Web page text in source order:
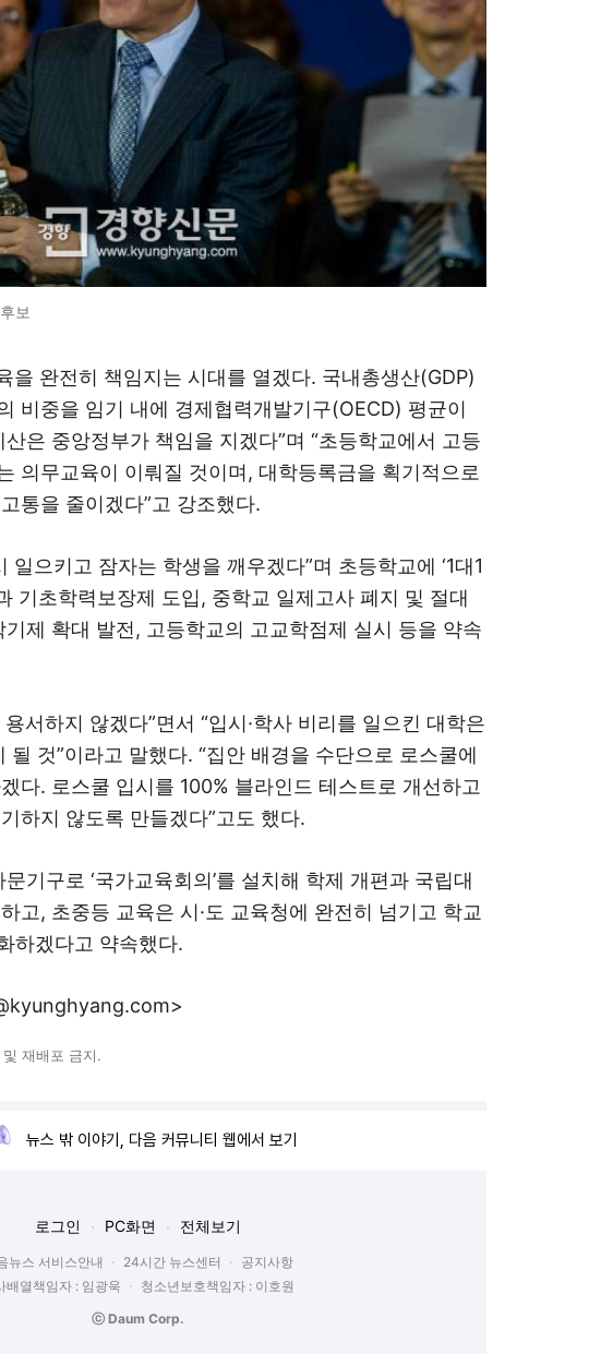
보
을 완전히 책임지는 시대를 열겠다. 국내총생산(GDP)
비중을 임기 내에 경제협력개발기구(OECD) 평균이
은 중앙정부가 책임을 지겠다”며 “초등학교에서 고등
의무교육이 이뤄질 것이며, 대학등록금을 획기적으로
통을 줄이겠다”고 강조했다.
일으키고 잠자는 학생을 깨우겠다”며 초등학교에 ‘1대1
기초학력보장제 도입, 중학교 일제고사 폐지 및 절대
제 확대 발전, 고등학교의 고교학점제 실시 등을 약속
서하지 않겠다”면서 “입시·학사 비리를 일으킨 대학은
될 것”이라고 말했다. “집안 배경을 수단으로 로스쿨에
다. 로스쿨 입시를 100% 블라인드 테스트로 개선하고
하지 않도록 만들겠다”고도 했다.
기구로 ‘국가교육회의’를 설치해 학제 개편과 국립대
고, 초중등 교육은 시·도 교육청에 완전히 넘기고 학교
하겠다고 약속했다.
재배포 금지.
뉴스 밖 이야기, 다음 커뮤니티 웹에서 보기
로그인 PC화면 전체보기
뉴스 서비스안내 24시간 뉴스센터
공지사항
배열책임자 : 임광욱
청소년보호책임자 : 이호원
ⓒ Daum Corp.